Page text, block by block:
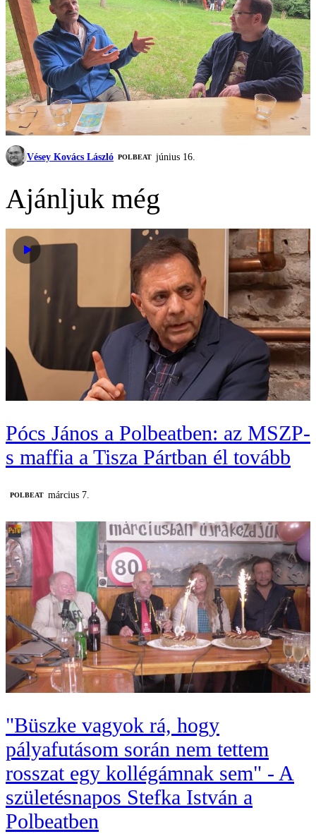
Vésey Kovács László ‎POLBEAT június 16.
Ajánljuk még
Pócs János a Polbeatben: az MSZP-
s maffia a Tisza Pártban él tovább
‎POLBEAT március 7.
"Büszke vagyok rá, hogy
pályafutásom során nem tettem
rosszat egy kollégámnak sem" - A
születésnapos Stefka István a
Polbeatben